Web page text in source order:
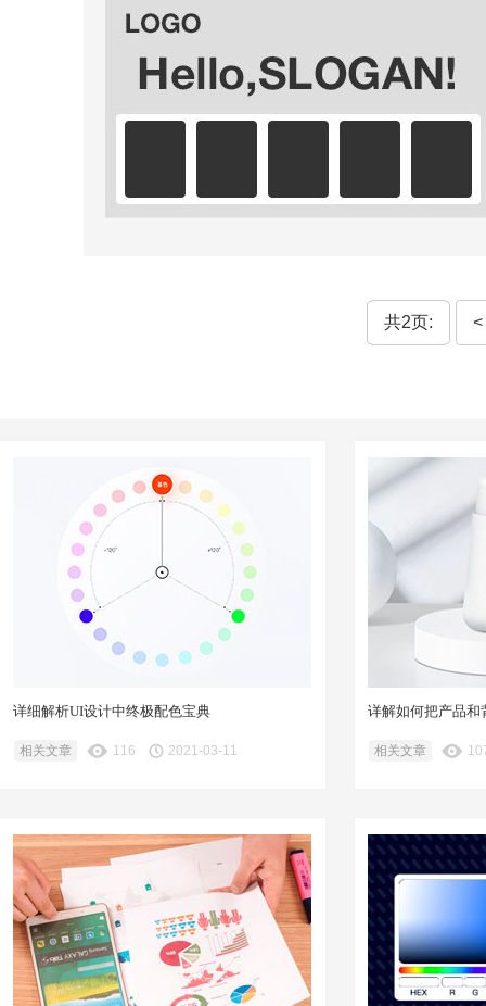
共2页: <
详细解析UI设计中终极配色宝典
相关文章 116 2021-03-11
详解如何把产品和
相关文章